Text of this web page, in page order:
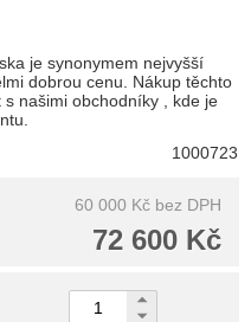
je synonymem nejvyšší
dobrou cenu. Nákup těchto
našimi obchodníky , kde je
1000723
60 000 Kč bez DPH
72 600 Kč